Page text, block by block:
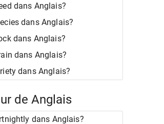
dans Anglais?
dans Anglais?
dans Anglais?
dans Anglais?
dans Anglais?
de Anglais
dans Anglais?